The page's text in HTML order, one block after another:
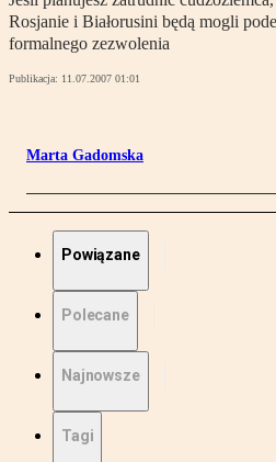
Rosjanie i Białorusini będą mogli
formalnego zezwolenia
Publikacja: 11.07.2007 01:01
Marta Gadomska
Powiązane
Polecane
Najnowsze
Tagi